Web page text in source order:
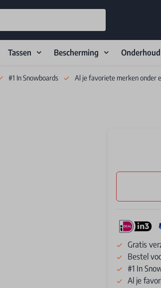
Tassen Bescherming Onderhoud
#1 In Snowboards Al je favoriete merken onder
Gratis
Bestel
#1 In
Al je